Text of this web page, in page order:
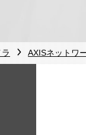
AXISネットワ